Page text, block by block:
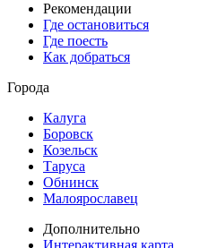
Рекомендации
Где остановиться
Где поесть
Как добраться
Города
Калуга
Боровск
Козельск
Таруса
Обнинск
Малоярославец
Дополнительно